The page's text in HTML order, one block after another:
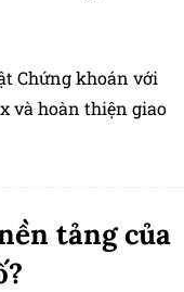
Chứng khoán với
và hoàn thiện giao
tảng của